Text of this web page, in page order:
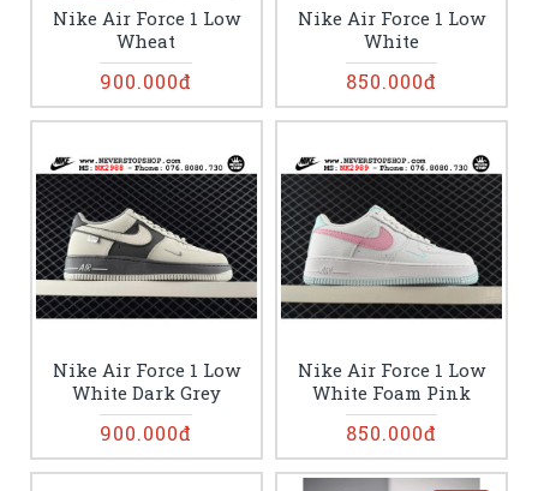
Nike Air Force 1 Low
Wheat
900.000đ
Nike Air Force 1 Low
White
850.000đ
Nike Air Force 1 Low
White Dark Grey
900.000đ
Nike Air Force 1 Low
White Foam Pink
850.000đ